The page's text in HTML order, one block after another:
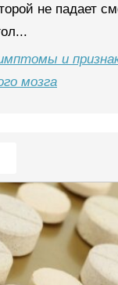
не падает
и
мозга